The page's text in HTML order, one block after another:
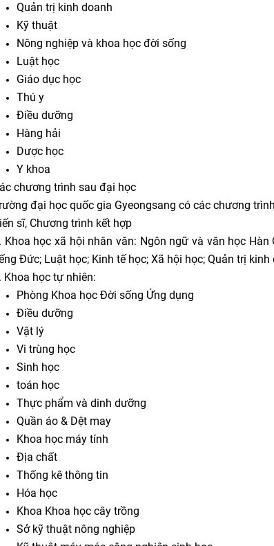
Quản trị kinh doanh
Kỹ thuật
Nông nghiệp và khoa học đời sống
Luật học
Giáo dục học
Thú y
Điều dưỡng
Hàng hải
Dược học
Y khoa
chương trình sau đại học
đại học quốc gia Gyeongsang có các chương
sĩ, Chương trình kết hợp
Khoa học xã hội nhân văn: Ngôn ngữ và văn học
Đức; Luật học; Kinh tế học; Xã hội học; Quản trị kinh
Khoa học tự nhiên:
Phòng Khoa học Đời sống Ứng dụng
Điều dưỡng
Vật lý
Vi trùng học
Sinh học
toán học
Thực phẩm và dinh dưỡng
Quần áo & Dệt may
Khoa học máy tính
Địa chất
Thống kê thông tin
Hóa học
Khoa Khoa học cây trồng
Sở kỹ thuật nông nghiệp